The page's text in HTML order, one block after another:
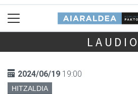
LAUDIO
2024/06/19 19:00
HITZALDIA